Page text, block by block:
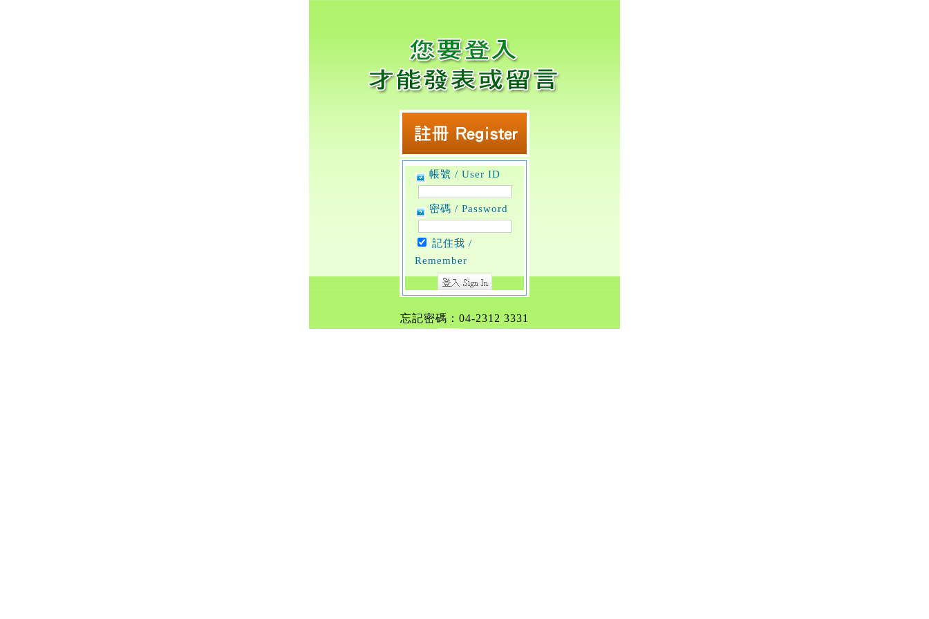
帳號 / User ID
密碼 / Password
記住我 /
Remember
忘記密碼：04-2312 3331